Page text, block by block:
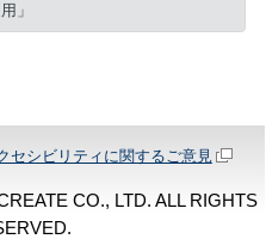
」
セシビリティに関するご意見
CO., LTD. ALL RIGHTS